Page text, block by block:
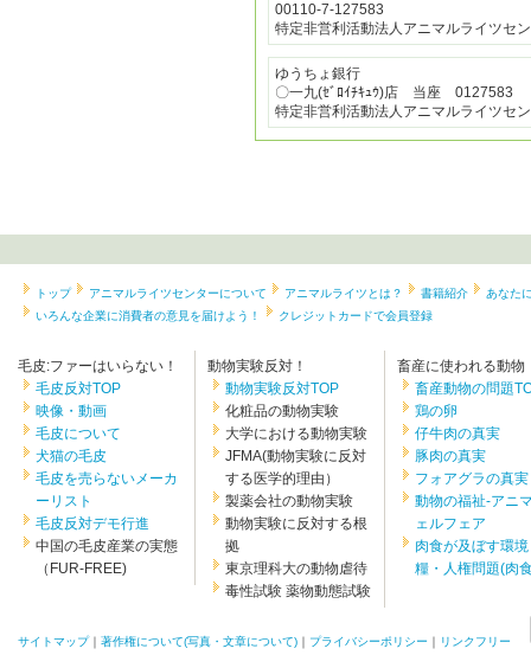
00110-7-127583
特定非営利活動法人アニマルライツセ
ゆうちょ銀行
〇一九(ｾﾞﾛｲﾁｷｭｳ)店 当座 0127583
特定非営利活動法人アニマルライツセ
トップ アニマルライツセンターについて アニマルライツとは？ 書籍紹介
あなた
いろんな企業に消費者の意見を届けよう！
クレジットカードで会員登録
毛皮:ファーはいらない！
毛皮反対TOP
映像・動画
毛皮について
犬猫の毛皮
毛皮を売らないメーカ
ーリスト
毛皮反対デモ行進
中国の毛皮産業の実態
（FUR-FREE)
動物実験反対！
動物実験反対TOP
化粧品の動物実験
大学における動物実験
JFMA(動物実験に反対
する医学的理由）
製薬会社の動物実験
動物実験に反対する根
拠
東京理科大の動物虐待
毒性試験 薬物動態試験
畜産に使われる動物
畜産動物の問題
鶏の卵
仔牛肉の真実
豚肉の真実
フォアグラの真実
動物の福祉-アニ
ェルフェア
肉食が及ぼす環
糧・人権問題(肉
サイトマップ｜ 著作権について(写真・文章について) ｜ プライバシーポリシー ｜ リンクフリー